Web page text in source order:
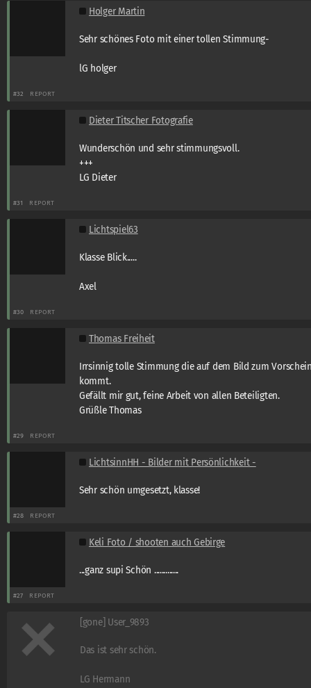
Holger Martin
Sehr schönes Foto mit einer tollen Stimmung-
lG holger
#32 REPORT
Dieter Titscher Fotografie
Wunderschön und sehr stimmungsvoll.
+++
LG Dieter
#31 REPORT
Lichtspiel63
Klasse Blick.....
Axel
#30 REPORT
Thomas Freiheit
Irrsinnig tolle Stimmung die auf dem Bild zum
kommt.
Gefällt mir gut, feine Arbeit von allen Beteiligten.
Grüßle Thomas
#29 REPORT
LichtsinnHH - Bilder mit Persönlichkeit -
Sehr schön umgesetzt, klasse!
#28 REPORT
Keli Foto / shooten auch Gebirge
...ganz supi Schön .............
#27 REPORT
[gone] User_9893
Das ist sehr schön.
LG Hermann